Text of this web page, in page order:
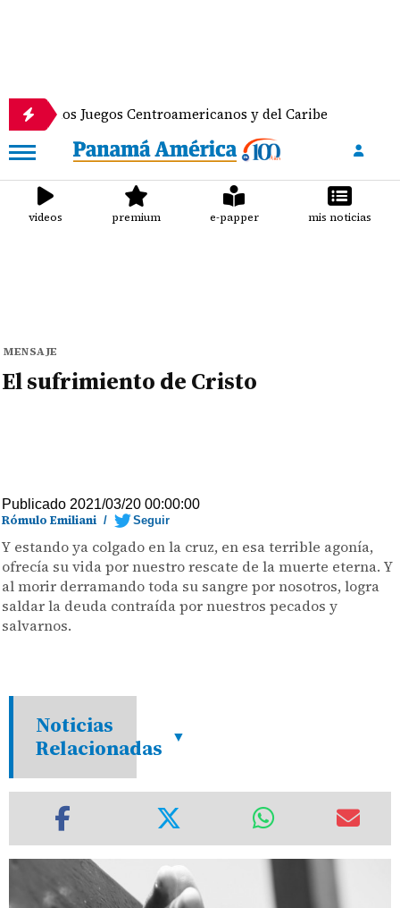
los Juegos Centroamericanos y del Caribe
videos premium e-papper mis noticias
MENSAJE
El sufrimiento de Cristo
Publicado 2021/03/20 00:00:00
Rómulo Emiliani / Seguir
Y estando ya colgado en la cruz, en esa terrible agonía,
ofrecía su vida por nuestro rescate de la muerte eterna. Y
al morir derramando toda su sangre por nosotros, logra
saldar la deuda contraída por nuestros pecados y
salvarnos.
Noticias
Relacionadas